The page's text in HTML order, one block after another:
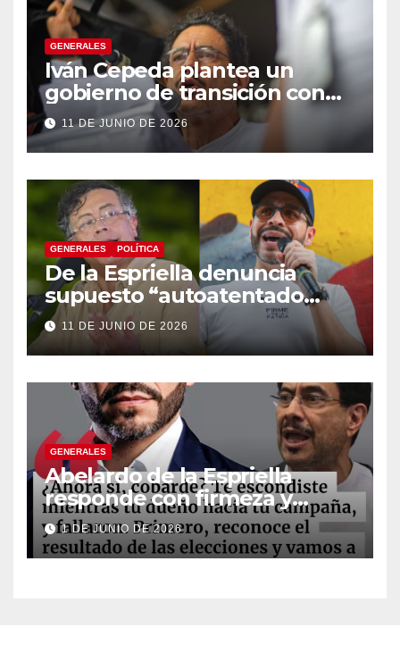
GENERALES
Iván Cepeda plantea un
gobierno de transición con
énfasis en el empalme
institucional y una eventual
constituyente
11 DE JUNIO DE 2026
GENERALES POLÍTICA
De la Espriella denuncia
supuesto “autoatentado
legislativo” tras decisión de
suspender provisionalmente
a Petro
11 DE JUNIO DE 2026
GENERALES
Abelardo de la Espriella
responde con firmeza y
fortalece su imagen de
liderazgo ante la controversia
1 DE JUNIO DE 2026